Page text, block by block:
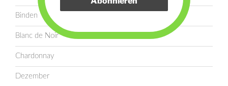
Binden
Blanc de Noir
Chardonnay
Dezember